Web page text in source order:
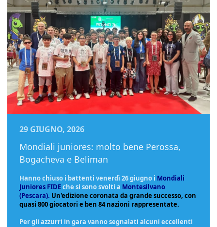
29 GIUGNO, 2026
Mondiali juniores: molto bene Perossa,
Bogacheva e Beliman
Hanno chiuso i battenti venerdì 26 giugno i Mondiali
Juniores FIDEche si sono svolti a Montesilvano
(Pescara). Un'edizione coronata da grande successo, con
quasi 800 giocatori e ben 84 nazioni rappresentate.
Per gli azzurri in gara vanno segnalati alcuni eccellenti